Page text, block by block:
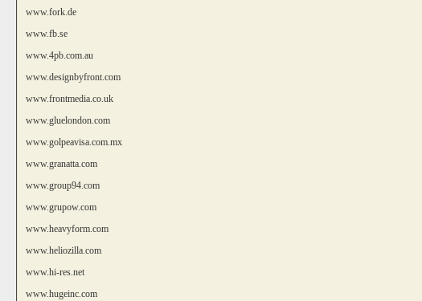
www.fork.de
www.fb.se
www.4pb.com.au
www.designbyfront.com
www.frontmedia.co.uk
www.gluelondon.com
www.golpeavisa.com.mx
www.granatta.com
www.group94.com
www.grupow.com
www.heavyform.com
www.heliozilla.com
www.hi-res.net
www.hugeinc.com